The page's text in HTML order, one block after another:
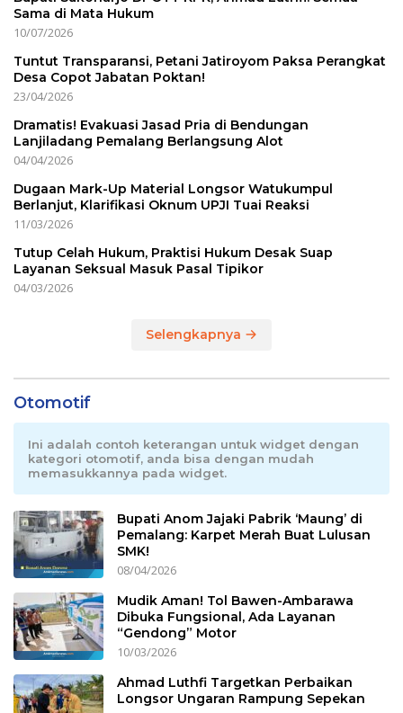
Sama di Mata Hukum
10/07/2026
Tuntut Transparansi, Petani Jatiroyom Paksa Perangkat
Desa Copot Jabatan Poktan!
23/04/2026
Dramatis! Evakuasi Jasad Pria di Bendungan
Lanjiladang Pemalang Berlangsung Alot
04/04/2026
Dugaan Mark-Up Material Longsor Watukumpul
Berlanjut, Klarifikasi Oknum UPJI Tuai Reaksi
11/03/2026
Tutup Celah Hukum, Praktisi Hukum Desak Suap
Layanan Seksual Masuk Pasal Tipikor
04/03/2026
Selengkapnya
Otomotif
Ini adalah contoh keterangan untuk widget dengan
kategori otomotif, anda bisa dengan mudah
memasukkannya pada widget.
Bupati Anom Jajaki Pabrik ‘Maung’ di
Pemalang: Karpet Merah Buat Lulusan
SMK!
08/04/2026
Mudik Aman! Tol Bawen-Ambarawa
Dibuka Fungsional, Ada Layanan
“Gendong” Motor
10/03/2026
Ahmad Luthfi Targetkan Perbaikan
Longsor Ungaran Rampung Sepekan